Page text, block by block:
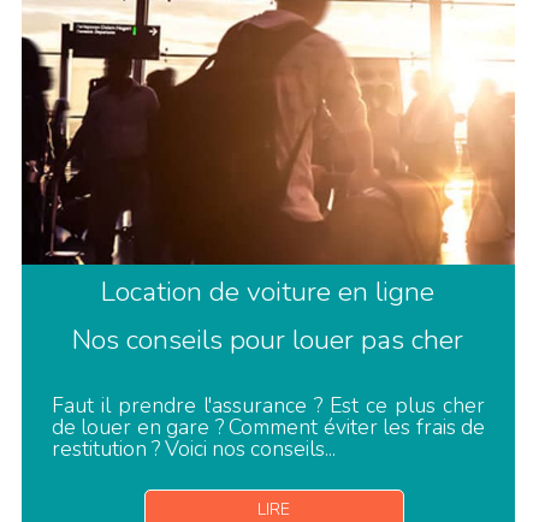
Location de voiture en ligne
Nos conseils pour louer pas cher
Faut il prendre l'assurance ? Est ce plus cher
de louer en gare ? Comment éviter les frais de
restitution ? Voici nos conseils...
LIRE